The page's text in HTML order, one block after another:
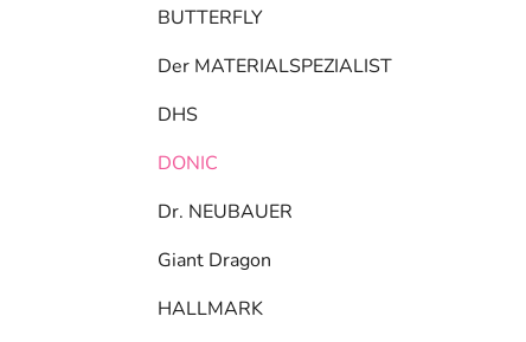
BUTTERFLY
Der MATERIALSPEZIALIST
DHS
DONIC
Dr. NEUBAUER
Giant Dragon
HALLMARK